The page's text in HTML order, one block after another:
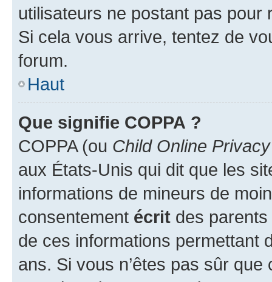
utilisateurs ne postant pas pour
Si cela vous arrive, tentez de
forum.
Haut
Que signifie COPPA ?
COPPA (ou Child Online
aux États-Unis qui dit que les
informations de mineurs de
consentement écrit des parents
de ces informations permettant
ans. Si vous n’êtes pas sûr